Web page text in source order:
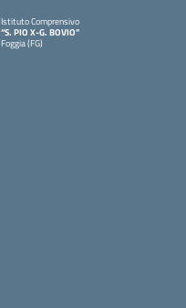
Istituto Comprensivo
“S. PIO X-G. BOVIO”
Foggia (FG)
— Visita la pagina iniziale della scuola